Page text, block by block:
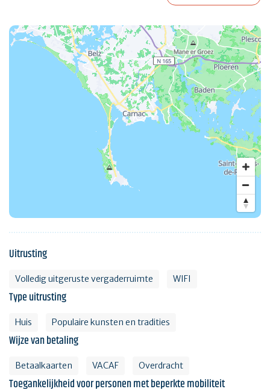
Uitrusting
Volledig uitgeruste vergaderruimte WIFI
Type uitrusting
Huis Populaire kunsten en tradities
Wijze van betaling
Betaalkaarten VACAF Overdracht
Toegankelijkheid voor personen met beperkte mobiliteit